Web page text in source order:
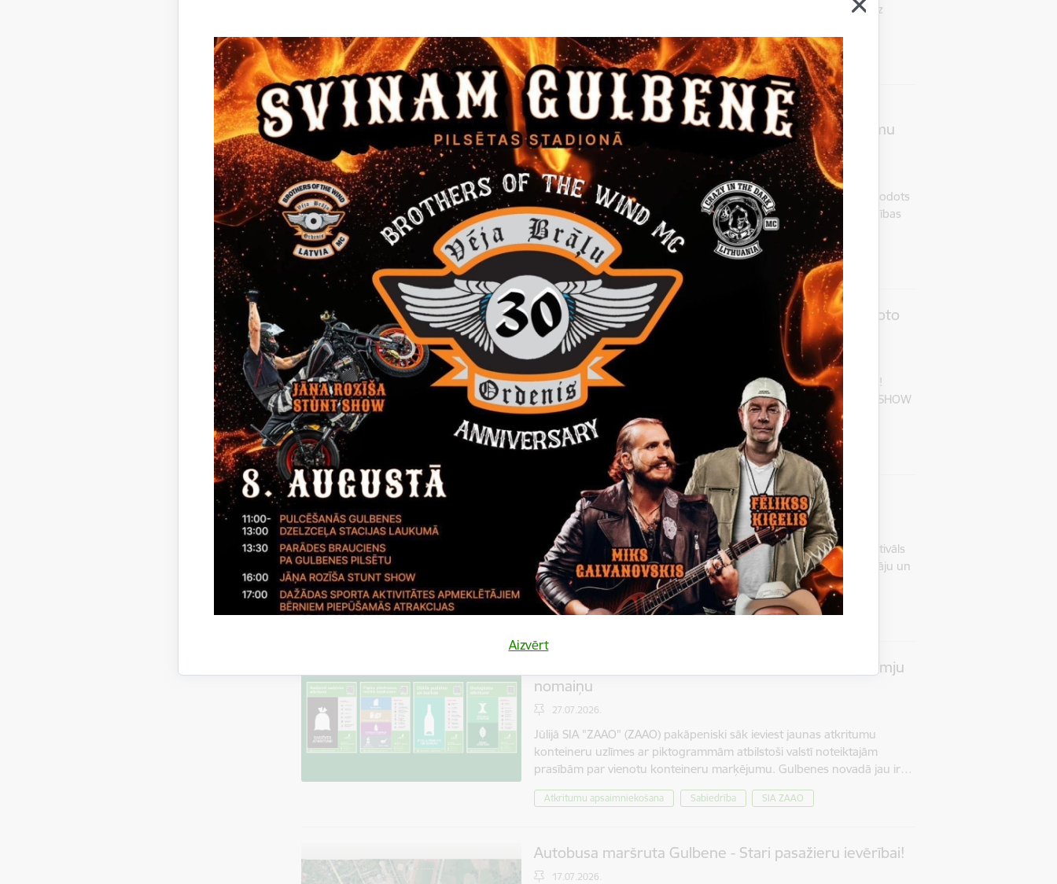
Aizvērt
būvdarbi objektā "Brīvības ielas pārbūve posmā no Parka ielas līdz
Projekti Sabiedrība Satiksmes ierobežojumi
Iedzīvotāju viedokļa izteikšanai nodots saistošo
noteikumu projekts par tūrisma maksas pakalpojumu
cenrādi
30.07.2026.
No 29.07.2026. līdz 12.08.2026. iedzīvotāju viedokļa izteikšanai nodots
saistošo noteikumu projekts Grozījums Gulbenes novada pašvaldības
domes 2025.gada 24.aprīļa saistošajos noteikumos Nr.7 …
Pašvaldība informē
8. augustā Gulbenē gaidāms vasaras jaudīgākais moto
un mūzikas notikums!
29.07.2026.
Adrenalīns, mūzika un īsta svētku atmosfēra visas dienas garumā!
PROGRAMMĀ: motociklu parāde pa Gulbeni; Jāņa Rozīša STUNT SHOW
– elpu aizraujoši triki; Retro auto izstāde; sporta aktivitātes un…
Sabiedrība Kultūra
Splendida giornata! Brīnišķīga diena!
29.07.2026.
2026. gada 22. augustā Stāmerienas pilī norisināsies kultūras festivāls
"Itāļu dzīves garša", kurā gaidīsim ikvienu kultūras, mākslas cienītāju un
gardēžus. Stāmerienas pils stāsti savijušies ar…
Itāļu dzīves garša Sabiedrība
ZAAO uzsāk pakāpenisku atkritumu konteineru uzlīmju
nomaiņu
27.07.2026.
Jūlijā SIA "ZAAO" (ZAAO) pakāpeniski sāk ieviest jaunas atkritumu
konteineru uzlīmes ar piktogrammām atbilstoši valstī noteiktajām
prasībām par vienotu konteineru marķējumu. Gulbenes novadā jau ir…
Atkritumu apsaimniekošana Sabiedrība SIA ZAAO
Autobusa maršruta Gulbene - Stari pasažieru ievērībai!
17.07.2026.